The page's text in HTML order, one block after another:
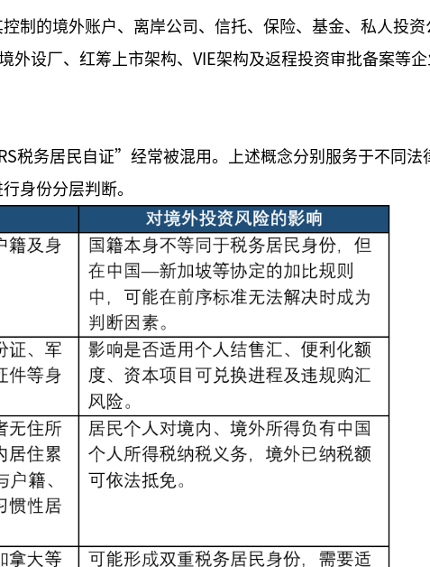
制的境外账户、离岸公司、信托、保险、基金、私人投
设厂、红筹上市架构、VIE架构及返程投资审批备案等
居民自证”经常被混用。上述概念分别服务于不同法
身份分层判断。